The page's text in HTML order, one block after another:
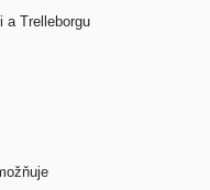
a Trelleborgu